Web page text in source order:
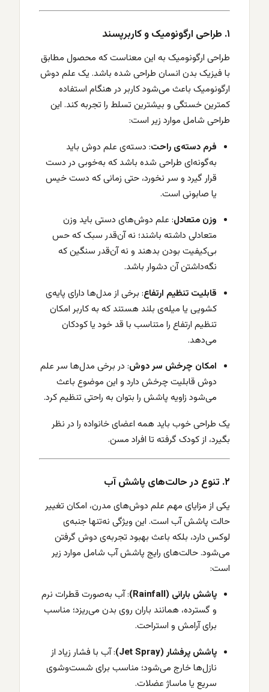
۱. طراحی ارگونومیک و کاربرپسند
طراحی ارگونومیک به این معناست که محصول مطابق
با فیزیک بدن انسان طراحی شده باشد. یک علم دوش
ارگونومیک باعث می‌شود کاربر در هنگام استفاده
کمترین خستگی و بیشترین تسلط را تجربه کند. این
طراحی شامل موارد زیر است:
فرم دسته‌ی راحت: دسته‌ی علم دوش باید
به‌گونه‌ای طراحی شده باشد که به‌خوبی در دست
قرار گیرد و سر نخورد، حتی زمانی که دست خیس
یا صابونی است.
وزن متعادل: علم دوش‌های دستی باید وزن
متعادلی داشته باشند؛ نه آن‌قدر سبک که حس
بی‌کیفیت بودن بدهند و نه آن‌قدر سنگین که
نگه‌داشتن آن دشوار باشد.
قابلیت تنظیم ارتفاع: برخی از مدل‌ها دارای پایه‌ی
کشویی یا میله‌ی بلند هستند که به کاربر امکان
تنظیم ارتفاع را متناسب با قد خود یا کودکان
می‌دهد.
امکان چرخش سر دوش: در برخی مدل‌ها سر علم
دوش قابلیت چرخش دارد و این موضوع باعث
می‌شود زاویه پاشش را بتوان به راحتی تنظیم کرد.
یک طراحی خوب باید همه اعضای خانواده را در نظر
بگیرد، از کودک گرفته تا افراد مسن.
۲. تنوع در حالت‌های پاشش آب
یکی از مزایای مهم علم دوش‌های مدرن، امکان تغییر
حالت پاشش آب است. این ویژگی نه‌تنها جنبه‌ی
لوکس دارد، بلکه باعث بهبود تجربه‌ی دوش گرفتن
می‌شود. حالت‌های رایج پاشش آب شامل موارد زیر
است:
پاشش بارانی (Rainfall)
: آب به‌صورت قطرات نرم
و گسترده، همانند باران روی بدن می‌ریزد؛ مناسب
برای آرامش و استراحت.
پاشش پرفشار (Jet Spray)
: آب با فشار زیاد از
نازل‌ها خارج می‌شود؛ مناسب برای شست‌وشوی
سریع یا ماساژ عضلات.